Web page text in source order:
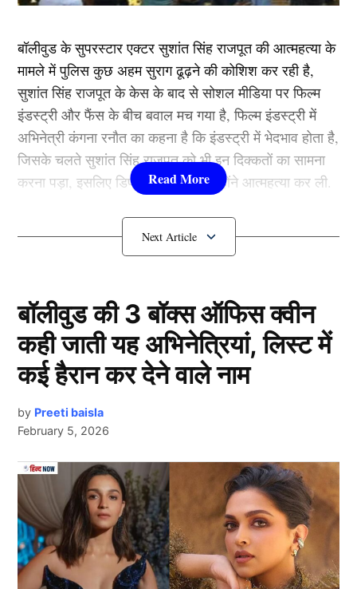
बॉलीवुड के सुपरस्टार एक्टर सुशांत सिंह राजपूत की आत्महत्या के
मामले में पुलिस कुछ अहम सुराग ढूढ़ने की कोशिश कर रही है,
सुशांत सिंह राजपूत के केस के बाद से सोशल मीडिया पर फिल्म
इंडस्ट्री और फैंस के बीच बवाल मच गया है, फिल्म इंडस्ट्री में
अभिनेत्री कंगना रनौत का कहना है कि इंडस्ट्री में भेदभाव होता है,
जिसके चलते सुशांत सिंह राजपूत को भी इन दिक्कतों का सामना
करना पड़ा, इसलिए डिप्रेशन में आकर उन्होंने आत्महत्या कर ली.
हालांकि पुलिस ने उनकी गर्लफ्रेंड रिया चक्रवर्ती व कास्टिंग
डायरेक्टर मुकेश छाबड़ा से पूछताछ की है, तो उन्होंने बताया कि
दौरान पुलिस को उनके फ्लैट से 5 डायरी मिली, जिसमे कोड में
लिखा हुआ है, अभी पुलिस उनके करीबी लोगो से पूछताछ करेगी
जांच जारी है.
पटना में सलमान खान के ‘बीइंग ह्यूमन स्टोर’ पर
तोड़फोड़ –
Next Article
बॉलीवुड की 3 बॉक्स ऑफिस क्वीन
कही जाती यह अभिनेत्रियां, लिस्ट में
कई हैरान कर देने वाले नाम
by Preeti baisla
February 5, 2026